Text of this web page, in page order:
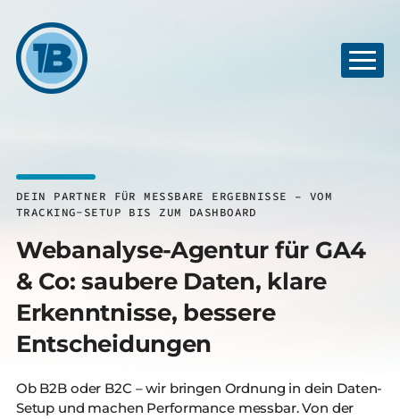
DEIN PARTNER FÜR MESSBARE ERGEBNISSE – VOM
TRACKING-SETUP BIS ZUM DASHBOARD
Webanalyse-Agentur für GA4
& Co: saubere Daten, klare
Erkenntnisse, bessere
Entscheidungen
Ob B2B oder B2C – wir bringen Ordnung in dein Daten-
Setup und machen Performance messbar. Von der